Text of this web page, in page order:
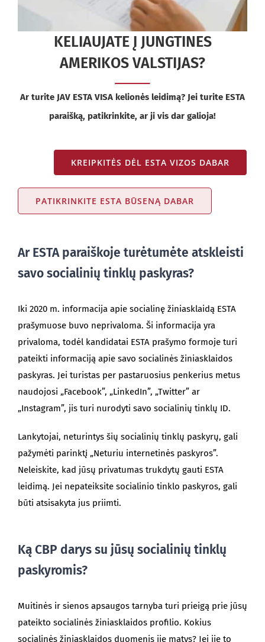
KELIAUJATE Į JUNGTINES
AMERIKOS VALSTIJAS?
Ar turite JAV ESTA VISA kelionės leidimą? Jei turite ESTA
paraišką, patikrinkite, ar ji vis dar galioja!
KREIPKITĖS DĖL ESTA VIZOS DABAR
PATIKRINKITE ESTA BŪSENĄ DABAR
Ar ESTA paraiškoje turėtumėte atskleisti
savo socialinių tinklų paskyras?
Iki 2020 m. informacija apie socialinę žiniasklaidą ESTA
prašymuose buvo neprivaloma. Ši informacija yra
privaloma, todėl kandidatai ESTA prašymo formoje turi
pateikti informaciją apie savo socialinės žiniasklaidos
paskyras. Jei turistas per pastaruosius penkerius metus
naudojosi „Facebook”, „LinkedIn”, „Twitter” ar
„Instagram”, jis turi nurodyti savo socialinių tinklų ID.
Lankytojai, neturintys šių socialinių tinklų paskyrų, gali
pažymėti parinktį „Neturiu internetinės paskyros”.
Neleiskite, kad jūsų privatumas trukdytų gauti ESTA
leidimą. Jei nepateiksite socialinio tinklo paskyros, gali
būti atsisakyta jus priimti.
Ką CBP darys su jūsų socialinių tinklų
paskyromis?
Muitinės ir sienos apsaugos tarnyba turi prieigą prie jūsų
pateikto socialinės žiniasklaidos profilio. Kokius
socialinės žiniasklaidos duomenis jie matys? Jei jie to